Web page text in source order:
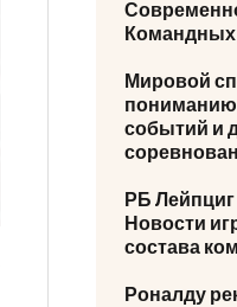
Мировой
событий и
РБ
Новости
состава
Роналду